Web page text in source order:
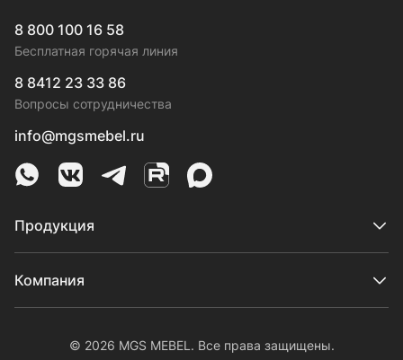
8 800 100 16 58
Бесплатная горячая линия
8 8412 23 33 86
Вопросы сотрудничества
info@mgsmebel.ru
MGS Mebel в Whatsapp
MGS Mebel в VK
MGS Mebel в Telegram
MGS Mebel на Rutube
MGS Mebel на MAX
Продукция
Компания
© 2026 MGS MEBEL. Все права защищены.